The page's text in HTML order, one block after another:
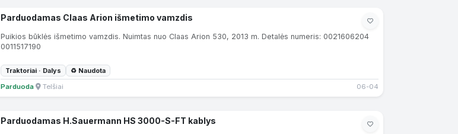
Parduodamas Claas Arion išmetimo vamzdis
Puikios būklės išmetimo vamzdis. Nuimtas nuo Claas Arion 530, 2013 m. Detalės numeris: 0021606204
0011517190
Traktoriai · Dalys
♻ Naudota
Parduoda· Telšiai 06-04
Parduodamas H.Sauermann HS 3000-S-FT kablys